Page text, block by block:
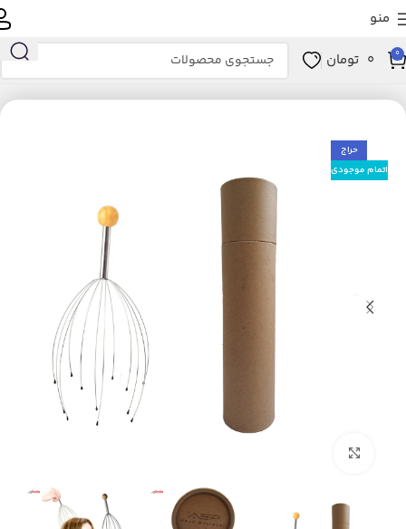
منو
0
0 تومان
خانه زیبایی و سلامت ابزار سلامت ماساژور
حراج
اتمام موجودی